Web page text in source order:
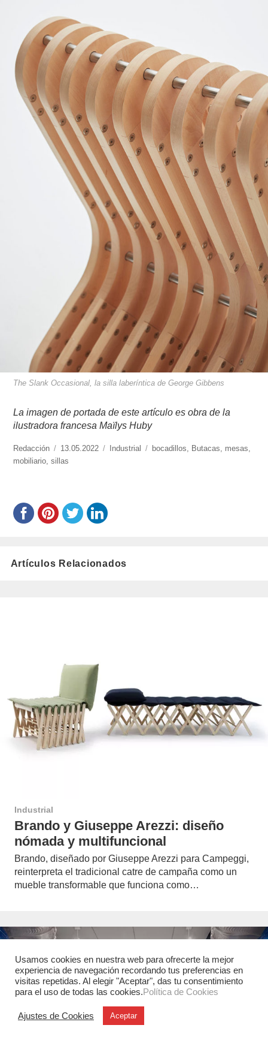
The Slank Occasional, la silla laberíntica de George Gibbens
La imagen de portada de este artículo es obra de la
ilustradora francesa Maïlys Huby
https://www.experimenta.es/author/redaccion/
Redacción
Publicado
el
13.05.2022 Categorías
Industrial Etiquetas
bocadillos, Butacas, mesas,
mobiliario,sillas
Artículos Relacionados
Industrial
Brando y Giuseppe Arezzi: diseño
nómada y multifuncional
Brando, diseñado por Giuseppe Arezzi para Campeggi,
reinterpreta el tradicional catre de campaña como un
mueble transformable que funciona como…
Usamos cookies en nuestra web para ofrecerte la mejor
experiencia de navegación recordando tus preferencias en
visitas repetidas. Al elegir "Aceptar", das tu consentimiento
para el uso de todas las cookies.Política de Cookies
Ajustes de Cookies Aceptar